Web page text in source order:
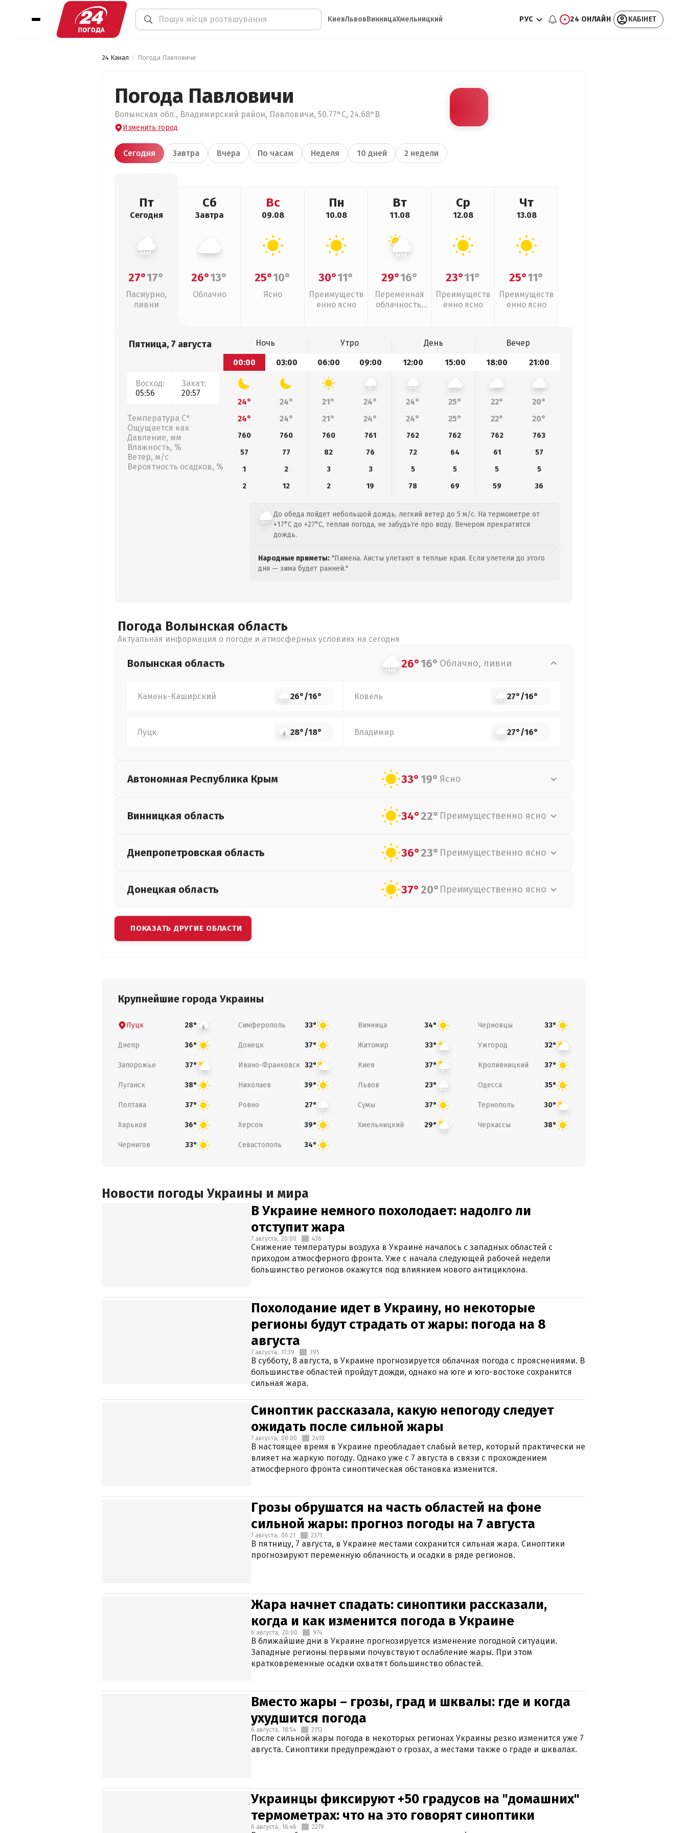
КиевЛьвовВинницаХмельницкий РУС 24 ОНЛАЙН КАБІНЕТ
24 Канал Погода Павловичи
Погода Павловичи
Волынская обл., Владимирский район, Павловичи, 50.77°С, 24.68°В
Изменить город
Сегодня Завтра Вчера По часам Неделя 10 дней 2 недели
Пт
Сегодня
27°17°
Пасмурно,
ливни
Сб
Завтра
26°13°
Облачно
Вс
09.08
25°10°
Ясно
Пн
10.08
30°11°
Преимуществ
енно ясно
Вт
11.08
29°16°
Переменная
облачность,
Ср
12.08
23°11°
Преимуществ
енно ясно
Чт
13.08
25°11°
Преимуществ
енно ясно
Пятница, 7 августа
Восход:
05:56
Закат:
20:57
Температура С°
Ощущается как
Давление, мм
Влажность, %
Ветер, м/с
Вероятность осадков, %
Ночь Утро День
Вечер
00:00
03:00 06:00 09:00 12:00 15:00 18:00 21:00
24° 24° 21° 24° 24° 25° 22°
20°
24°
24° 21° 24° 24° 25° 22° 20°
760 760 760 761 762 762 762
763
57
77 82 76 72 64 61
57
1
2 3 3 5 5 5
5
2
12 2 19 78 69 59 36
До обеда пойдет небольшой дождь, легкий ветер до 5 м/с. На термометре от
+17°C до +27°C, теплая погода, не забудьте про воду. Вечером прекратится
дождь.
Народные приметы: "Пимена. Аисты улетают в теплые края. Если улетели до этого
дня — зима будет ранней."
Погода Волынская область
Актуальная информация о погоде и атмосферных условиях на сегодня
Волынская область 26°16° Облачно, ливни
Камень-Каширский 26°/16° Ковель 27°/16°
Луцк 28°/18° Владимир 27°/16°
Автономная Республика Крым 33°19° Ясно
Винницкая область 34°22° Преимущественно ясно
Днепропетровская область 36°23° Преимущественно ясно
Донецкая область 37°20° Преимущественно ясно
ПОКАЗАТЬ ДРУГИЕ ОБЛАСТИ
Крупнейшие города Украины
Луцк 28° Симферополь 33° Винница 34° Черновцы 33°
Днепр 36° Донецк 37° Житомир 33° Ужгород 32°
Запорожье 37° Ивано-Франковск 32° Киев 37° Кропивницкий 37°
Луганск 38° Николаев 39° Львов 23° Одесса 35°
Полтава 37° Ровно 27° Сумы 37° Тернополь 30°
Харьков 36° Херсон 39° Хмельницкий 29° Черкассы 38°
Чернигов 33° Севастополь 34°
Новости погоды Украины и мира
В Украине немного похолодает: надолго ли
отступит жара
7 августа, 20:00 436
Снижение температуры воздуха в Украине началось с западных областей с
приходом атмосферного фронта. Уже с начала следующей рабочей недели
большинство регионов окажутся под влиянием нового антициклона.
Похолодание идет в Украину, но некоторые
регионы будут страдать от жары: погода на 8
августа
7 августа, 17:39 395
В субботу, 8 августа, в Украине прогнозируется облачная погода с прояснениями. В
большинстве областей пройдут дожди, однако на юге и юго-востоке сохранится
сильная жара.
Синоптик рассказала, какую непогоду следует
ожидать после сильной жары
7 августа, 08:00 2410
В настоящее время в Украине преобладает слабый ветер, который практически не
влияет на жаркую погоду. Однако уже с 7 августа в связи с прохождением
атмосферного фронта синоптическая обстановка изменится.
Грозы обрушатся на часть областей на фоне
сильной жары: прогноз погоды на 7 августа
7 августа, 06:21 2371
В пятницу, 7 августа, в Украине местами сохранится сильная жара. Синоптики
прогнозируют переменную облачность и осадки в ряде регионов.
Жара начнет спадать: синоптики рассказали,
когда и как изменится погода в Украине
6 августа, 20:00 974
В ближайшие дни в Украине прогнозируется изменение погодной ситуации.
Западные регионы первыми почувствуют ослабление жары. При этом
кратковременные осадки охватят большинство областей.
Вместо жары – грозы, град и шквалы: где и когда
ухудшится погода
6 августа, 18:54 2113
После сильной жары погода в некоторых регионах Украины резко изменится уже 7
августа. Синоптики предупреждают о грозах, а местами также о граде и шквалах.
Украинцы фиксируют +50 градусов на "домашних"
термометрах: что на это говорят синоптики
6 августа, 16:46 2279